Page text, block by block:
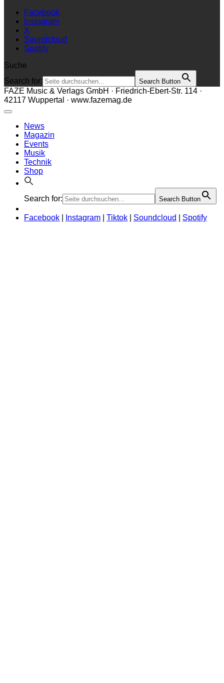
Facebook
Instagram
X
Soundcloud
Spotify
Suche
Search for:
Search Button
FAZE Music & Verlags GmbH · Friedrich-Ebert-Str. 114 ·
42117 Wuppertal · www.fazemag.de
News
Magazin
Events
Musik
Technik
Shop
Search for: Search Button
Facebook Instagram Tiktok Soundcloud Spotify